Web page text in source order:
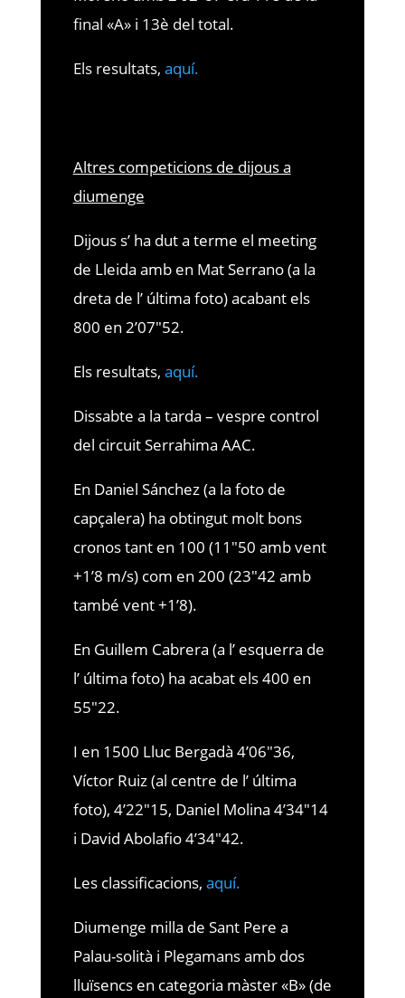
final «A» i 13è del total.
Els resultats, aquí.
Altres competicions de dijous a
diumenge
Dijous s’ ha dut a terme el meeting
de Lleida amb en Mat Serrano (a la
dreta de l’ última foto) acabant els
800 en 2’07″52.
Els resultats, aquí.
Dissabte a la tarda – vespre control
del circuit Serrahima AAC.
En Daniel Sánchez (a la foto de
capçalera) ha obtingut molt bons
cronos tant en 100 (11″50 amb vent
+1’8 m/s) com en 200 (23″42 amb
també vent +1’8).
En Guillem Cabrera (a l’ esquerra de
l’ última foto) ha acabat els 400 en
55″22.
I en 1500 Lluc Bergadà 4’06″36,
Víctor Ruiz (al centre de l’ última
foto), 4’22″15, Daniel Molina 4’34″14
i David Abolafio 4’34″42.
Les classificacions, aquí.
Diumenge milla de Sant Pere a
Palau-solità i Plegamans amb dos
lluïsencs en categoria màster «B» (de